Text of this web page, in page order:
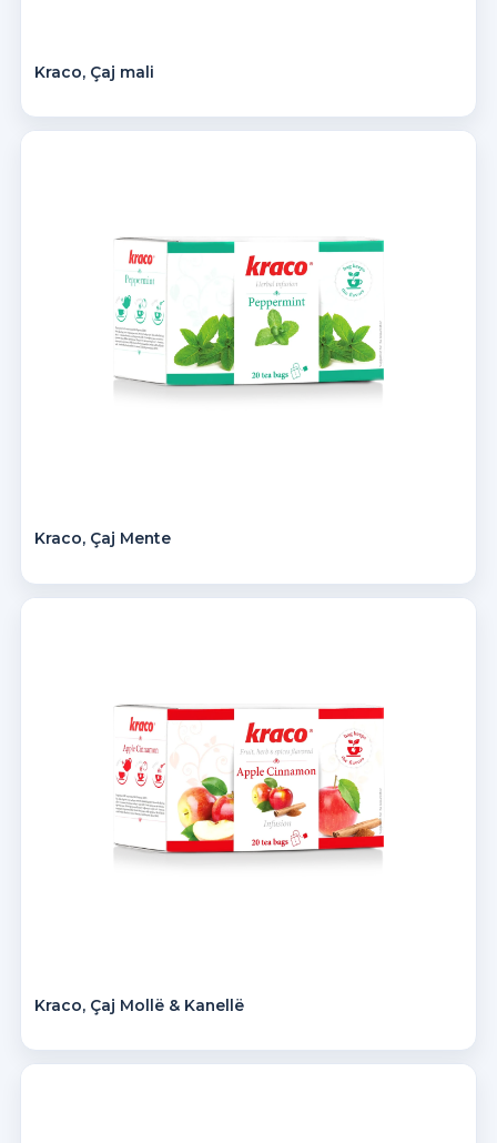
Kraco, Çaj mali
Kraco, Çaj Mente
Kraco, Çaj Mollë & Kanellë